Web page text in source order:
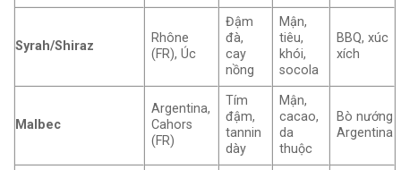
Syrah/Shiraz
Rhône
(FR), Úc
Đậm
đà,
cay
nồng
Mận,
tiêu,
khói,
socola
BBQ, xúc
xích
Malbec
Argentina,
Cahors
(FR)
Tím
đậm,
tannin
dày
Mận,
cacao,
da
thuộc
Bò nướng
Argentina